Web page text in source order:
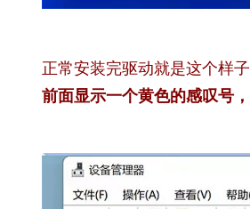
正常安装完驱动就是这个样
前面显示一个黄色的感叹号